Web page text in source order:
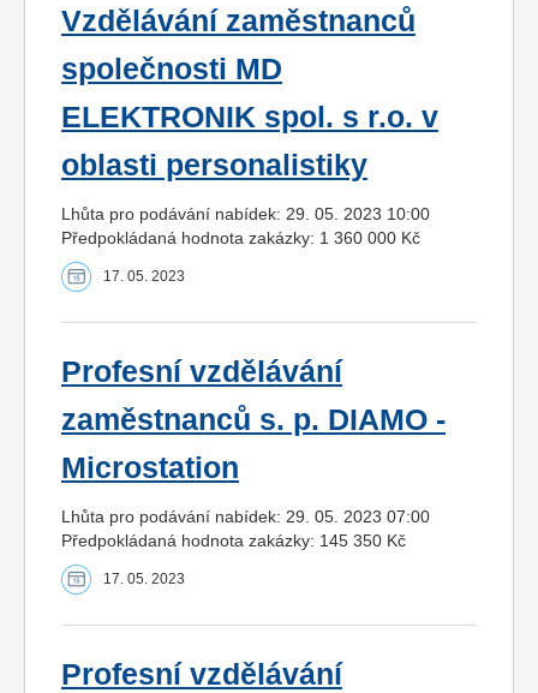
Vzdělávání zaměstnanců
společnosti MD
ELEKTRONIK spol. s r.o. v
oblasti personalistiky
Lhůta pro podávání nabídek: 29. 05. 2023 10:00
Předpokládaná hodnota zakázky: 1 360 000 Kč
17. 05. 2023
Profesní vzdělávání
zaměstnanců s. p. DIAMO -
Microstation
Lhůta pro podávání nabídek: 29. 05. 2023 07:00
Předpokládaná hodnota zakázky: 145 350 Kč
17. 05. 2023
Profesní vzdělávání